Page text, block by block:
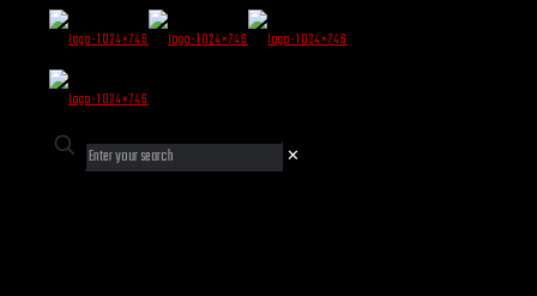
✕